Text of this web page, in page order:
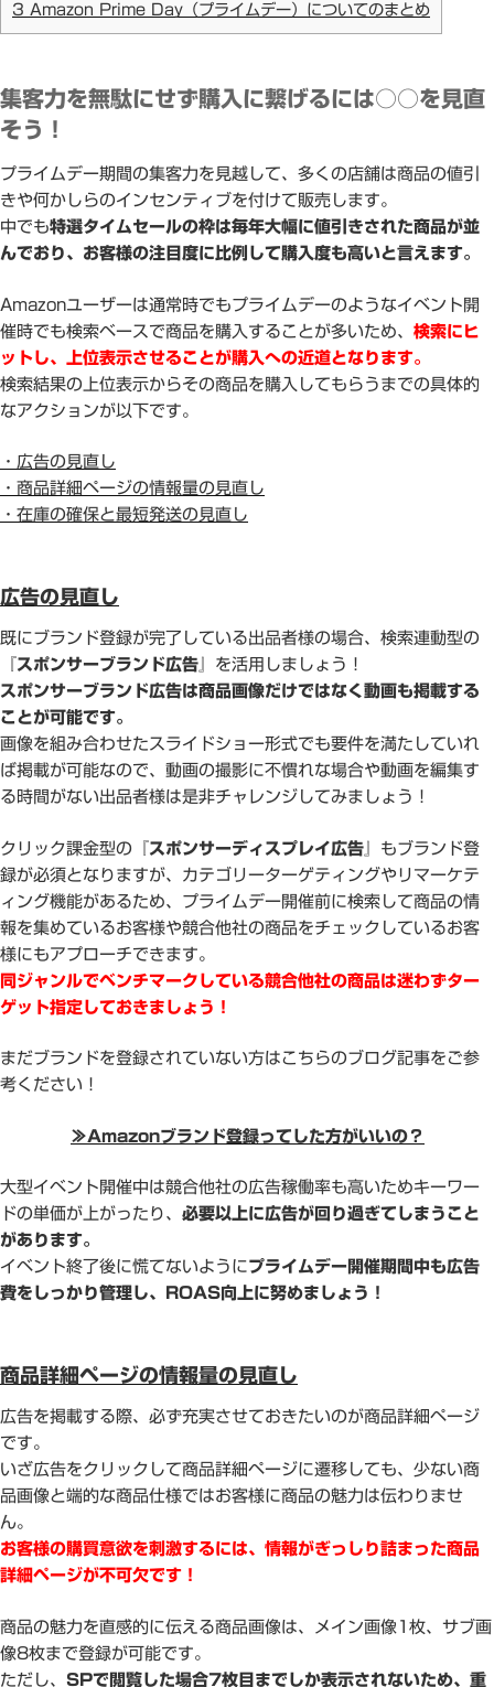
3 Amazon Prime Day（プライムデー）についてのまとめ
集客力を無駄にせず購入に繋げるには○○を見直
そう！
プライムデー期間の集客力を見越して、多くの店舗は商品の値引
きや何かしらのインセンティブを付けて販売します。
中でも特選タイムセールの枠は毎年大幅に値引きされた商品が並
んでおり、お客様の注目度に比例して購入度も高いと言えます。
Amazonユーザーは通常時でもプライムデーのようなイベント開
催時でも検索ベースで商品を購入することが多いため、 検索にヒ
ットし、上位表示させることが購入への近道となります。
検索結果の上位表示からその商品を購入してもらうまでの具体的
なアクションが以下です。
・広告の見直し
・商品詳細ページの情報量の見直し
・在庫の確保と最短発送の見直し
広告の見直し
既にブランド登録が完了している出品者様の場合、検索連動型の
『スポンサーブランド広告』 を活用しましょう！
スポンサーブランド広告は商品画像だけではなく動画も掲載する
ことが可能です。
画像を組み合わせたスライドショー形式でも要件を満たしていれ
ば掲載が可能なので、動画の撮影に不慣れな場合や動画を編集す
る時間がない出品者様は是非チャレンジしてみましょう！
クリック課金型の 『スポンサーディスプレイ広告』 もブランド登
録が必須となりますが、カテゴリーターゲティングやリマーケテ
ィング機能があるため、プライムデー開催前に検索して商品の情
報を集めているお客様や競合他社の商品をチェックしているお客
様にもアプローチできます。
同ジャンルでベンチマークしている競合他社の商品は迷わずター
ゲット指定しておきましょう！
まだブランドを登録されていない方はこちらのブログ記事をご参
考ください！
≫Amazonブランド登録ってした方がいいの？
大型イベント開催中は競合他社の広告稼働率も高いためキーワー
ドの単価が上がったり、 必要以上に広告が回り過ぎてしまうこと
があります。
イベント終了後に慌てないようにプライムデー開催期間中も広告
費をしっかり管理し、ROAS向上に努めましょう！
商品詳細ページの情報量の見直し
広告を掲載する際、必ず充実させておきたいのが商品詳細ページ
です。
いざ広告をクリックして商品詳細ページに遷移しても、少ない商
品画像と端的な商品仕様ではお客様に商品の魅力は伝わりませ
ん。
お客様の購買意欲を刺激するには、情報がぎっしり詰まった商品
詳細ページが不可欠です！
商品の魅力を直感的に伝える商品画像は、メイン画像1枚、サブ画
像8枚まで登録が可能です。
ただし、 SPで閲覧した場合7枚目までしか表示されないため、重